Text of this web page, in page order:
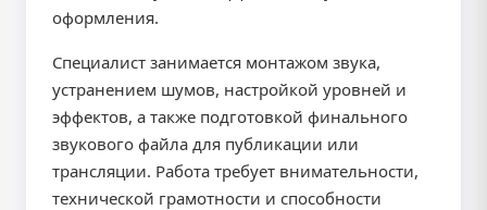
оформления.
Специалист занимается монтажом звука,
устранением шумов, настройкой уровней и
эффектов, а также подготовкой финального
звукового файла для публикации или
трансляции. Работа требует внимательности,
технической грамотности и способности